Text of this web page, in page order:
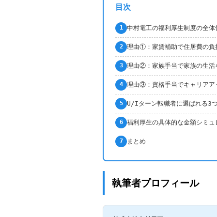
目次
1 中村電工の福利厚生制度の全体
2 理由①：家賃補助で住居費の負
3 理由②：家族手当で家族の生活
4 理由③：資格手当でキャリアア
5 U/Iターン転職者に選ばれる3
6 福利厚生の具体的な金額シミュ
7 まとめ
執筆者プロフィール